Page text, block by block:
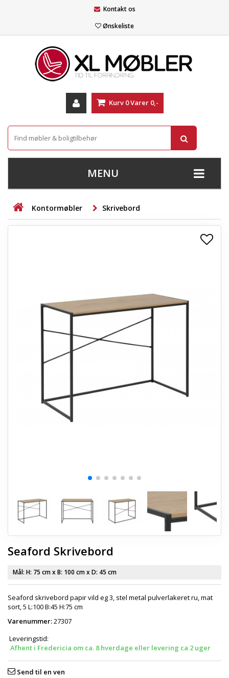
Kontakt os
Ønskeliste
Kurv 0Varer 0,-
MENU
+
STUE
+
ENTREMØBLER
Kontormøbler Skrivebord
Seaford Skrivebord
Mål: H: 75 cmx B: 100 cmx D: 45 cm
Seaford skrivebord papir vild eg 3, stel metal pulverlakeret ru, mat
sort, 5 L:100 B:45 H:75 cm
Varenummer:27307
Leveringstid:
Afhent i Fredericia om ca. 8 hverdage eller levering ca 2 uger
Send til en ven